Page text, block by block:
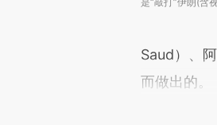
Saud）、
而做出的。